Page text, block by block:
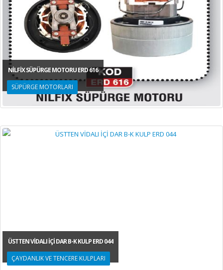
NİLFİX SÜPÜRGE MOTORU ERD 616
SÜPÜRGE MOTORLARI
ÜSTTEN VİDALI İÇİ DAR B-K KULP ERD 044
ÇAYDANLIK VE TENCERE KULPLARI